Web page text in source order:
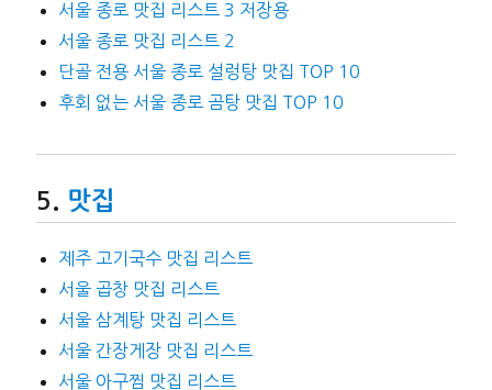
서울 종로 맛집 리스트 3 저장용
서울 종로 맛집 리스트 2
단골 전용 서울 종로 설렁탕 맛집 TOP 10
후회 없는 서울 종로 곰탕 맛집 TOP 10
맛집
제주 고기국수 맛집 리스트
서울 곱창 맛집 리스트
서울 삼계탕 맛집 리스트
서울 간장게장 맛집 리스트
서울 아구찜 맛집 리스트